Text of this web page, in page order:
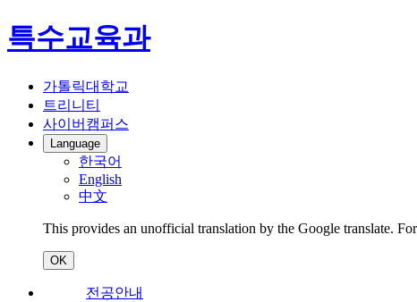
특수교육과
가톨릭대학교
트리니티
사이버캠퍼스
Language
한국어
English
中文
This provides an unofficial translation by the Google translate.
OK
전공안내